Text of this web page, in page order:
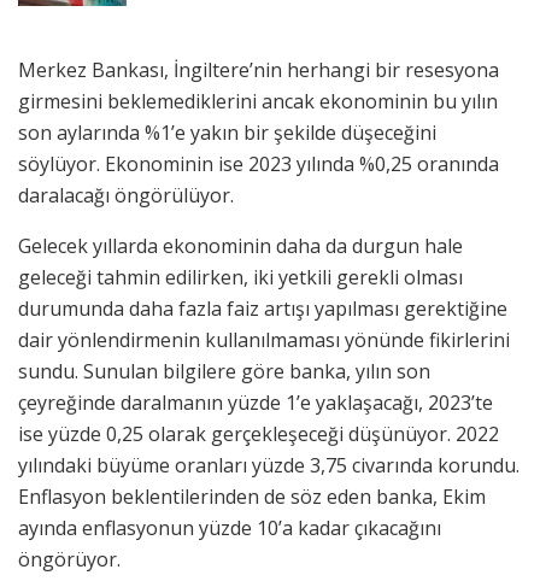
Merkez Bankası, İngiltere’nin herhangi bir resesyona
girmesini beklemediklerini ancak ekonominin bu yılın
son aylarında %1’e yakın bir şekilde düşeceğini
söylüyor. Ekonominin ise 2023 yılında %0,25 oranında
daralacağı öngörülüyor.
Gelecek yıllarda ekonominin daha da durgun hale
geleceği tahmin edilirken, iki yetkili gerekli olması
durumunda daha fazla faiz artışı yapılması gerektiğine
dair yönlendirmenin kullanılmaması yönünde fikirlerini
sundu. Sunulan bilgilere göre banka, yılın son
çeyreğinde daralmanın yüzde 1’e yaklaşacağı, 2023’te
ise yüzde 0,25 olarak gerçekleşeceği düşünüyor. 2022
yılındaki büyüme oranları yüzde 3,75 civarında korundu.
Enflasyon beklentilerinden de söz eden banka, Ekim
ayında enflasyonun yüzde 10’a kadar çıkacağını
öngörüyor.